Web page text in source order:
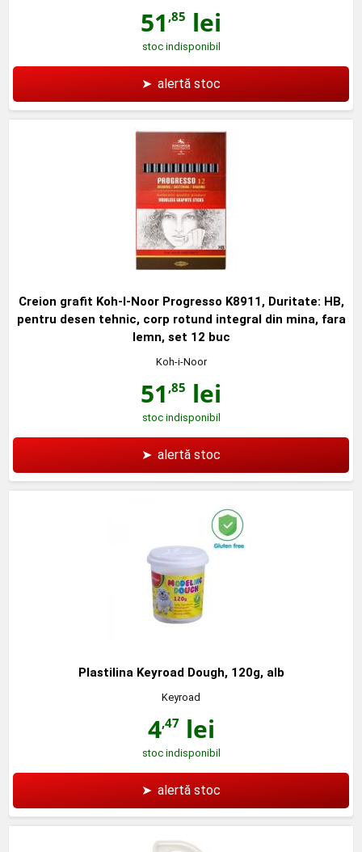
51 ,85 lei
stoc indisponibil
➤ alertă stoc
Creion grafit Koh-I-Noor Progresso K8911, Duritate: HB,
pentru desen tehnic, corp rotund integral din mina, fara
lemn, set 12 buc
Koh-i-Noor
51 ,85 lei
stoc indisponibil
➤ alertă stoc
Plastilina Keyroad Dough, 120g, alb
Keyroad
4,47lei
stoc indisponibil
➤ alertă stoc